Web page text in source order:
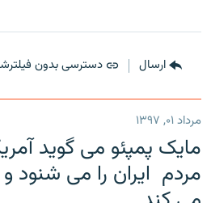
ارسال دسترسی بدون
مرداد ۰۱, ۱۳۹۷
مایک پمپئو می گوید
مردم ایران را می شنود و